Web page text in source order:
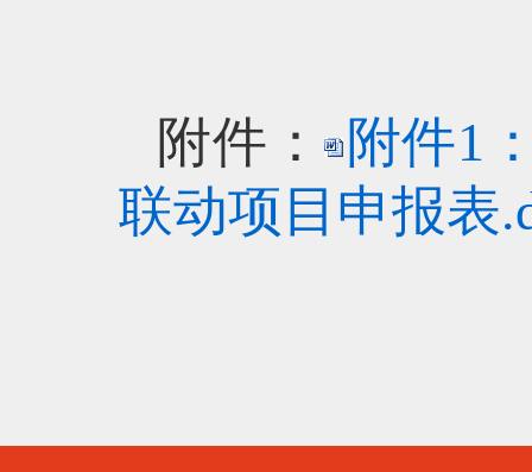
附件：
附件1
联动项目申报表